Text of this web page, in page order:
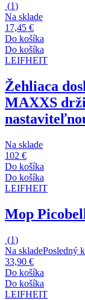
(1)
Na sklade
17,45 €
Do košíka
Do košíka
LEIFHEIT
Žehliaca
MAXXS
Na sklade
102 €
Do košíka
Do košíka
LEIFHEIT
Mop
(1)
Na skladePosledný
33,90 €
Do košíka
Do košíka
LEIFHEIT